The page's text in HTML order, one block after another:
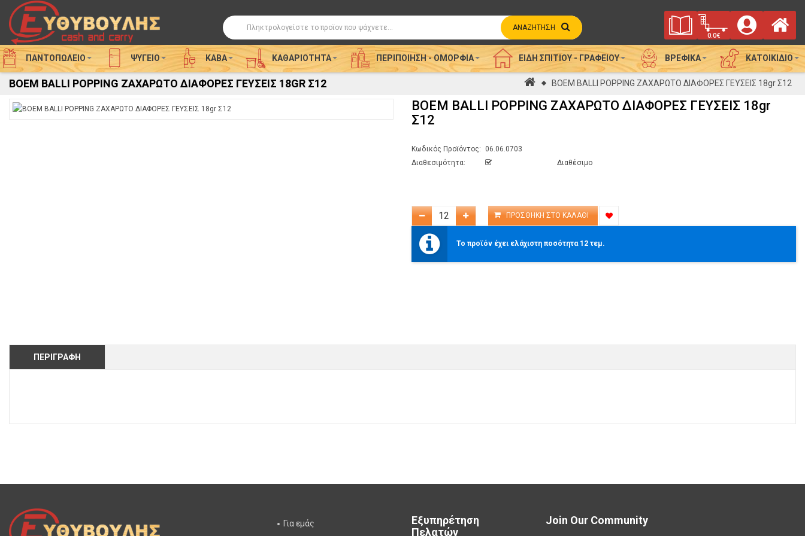
Αναζήτηση ΑΝΑΖΉΤΗΣΗ
Φυλλάδιο
Προσφορών
Καλάθι
Αγορών
προϊόν(τα)
0.0€
ΠΑΝΤΟΠΩΛΕΙΟ ΨΥΓΕΊΟ ΚΑΒΑ ΚΑΘΑΡΙΌΤΗΤΑ ΠΕΡΙΠΟΊΗΣΗ - ΟΜΟΡΦΙΆ ΕΊΔΗ ΣΠΙΤΙΟΎ - ΓΡΑΦΕΊΟΥ ΒΡΕΦΙΚΆ ΚΑΤΟΙΚΊΔΙΟ
BOEM BALLI POPPING ΖΑΧΑΡΩΤΟ ΔΙΑΦΟΡΕΣ ΓΕΥΣΕΙΣ 18GR Σ12 ΑρχικήBOEM BALLI POPPING ΖΑΧΑΡΩΤΟ ΔΙΑΦΟΡΕΣ ΓΕΥΣΕΙΣ 18gr Σ12
BOEM BALLI POPPING ΖΑΧΑΡΩΤΟ ΔΙΑΦΟΡΕΣ ΓΕΥΣΕΙΣ 18gr
Σ12
Κωδικός Προϊόντος:
06.06.0703
Διαθεσιμότητα:
Διαθέσιμο
Το προϊόν έχει ελάχιστη ποσότητα 12 τεμ.
ΠΕΡΙΓΡΑΦΉ
Για εμάς
Εξυπηρέτηση
Πελατών
Join Our Community